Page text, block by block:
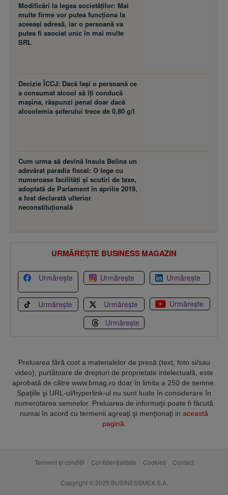
Modificări la legea societăţilor: Mai
multe firme vor putea funcţiona la
aceeaşi adresă, iar o persoană va
putea fi asociat unic în mai multe
SRL
Decizie ÎCCJ: Dacă laşi o persoană ce
a consumat alcool să îţi conducă
maşina, răspunzi penal doar dacă
alcoolemia şoferului trece de 0,80 g/l
Cum urma să devină Insula Belina un
adevărat paradis fiscal: O lege cu
numeroase facilităţi şi scutiri de taxe,
adoptată de Parlament în aprilie 2019,
a fost declarată ulterior
neconstituţională
URMĂREȘTE BUSINESS MAGAZIN
Urmărește Urmărește Urmărește
Urmărește Urmărește
Urmărește
Urmărește
Preluarea fără cost a materialelor de presă (text, foto si/sau
video), purtătoare de drepturi de proprietate intelectuală, este
aprobată de către www.bmag.ro doar în limita a 250 de semne.
Spaţiile şi URL-ul/hyperlink-ul nu sunt luate în considerare în
numerotarea semnelor. Preluarea de informaţii poate fi făcută
numai în acord cu termenii agreaţi şi menţionaţi in această
pagină
Termeni și condiții Confidențialitate Cookies Contact
Copyright © 2025 BUSINESSMEX S.A.